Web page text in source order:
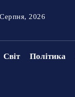
2026
Світ Політика